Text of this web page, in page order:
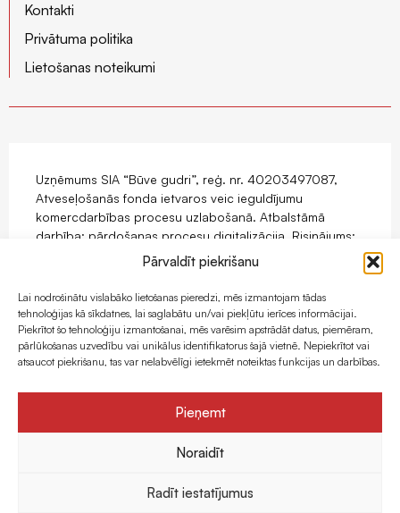
Pārvaldīt piekrišanu
Lai nodrošinātu vislabāko lietošanas pieredzi, mēs izmantojam tādas
tehnoloģijas kā sīkdatnes, lai saglabātu un/vai piekļūtu ierīces informācijai.
Piekrītot šo tehnoloģiju izmantošanai, mēs varēsim apstrādāt datus, piemēram,
pārlūkošanas uzvedību vai unikālus identifikatorus šajā vietnē. Nepiekrītot vai
atsaucot piekrišanu, tas var nelabvēlīgi ietekmēt noteiktas funkcijas un darbības.
Pieņemt
Noraidīt
Radīt iestatījumus
Kontakti
Privātuma politika
Lietošanas noteikumi
Uzņēmums SIA “Būve gudri”, reģ. nr. 40203497087,
Atveseļošanās fonda ietvaros veic ieguldījumu
komercdarbības procesu uzlabošanā. Atbalstāmā
darbība: pārdošanas procesu digitalizācija. Risinājums:
mājaslapas ar e-komercijas funkcionalitāti izstrāde.
Projekts tiek īstenots ar Eiropas Savienības
Atveseļošanas fonda atbalstu.
eComStrive digitālā aģentūra